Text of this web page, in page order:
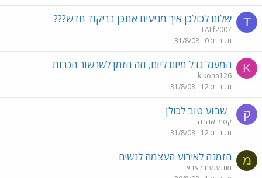
T שלום לכולכן איך מניעים אתכן בריקוד חדש???
TALf2007
תגובות 0
31/8/08
K המעגל גדל מיום ליום, וזה הזמן לשרשור הכרות
kikona126
תגובות 12
31/8/08
ק שבוע טוב לכולן
קסמי אהבה
תגובות 12
31/8/08
מ הזמנה לאירוע העצמה לנשים
מתגעגעת לאבא